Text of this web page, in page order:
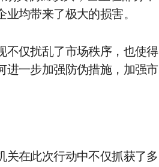
均带来了极大的损害。
不仅扰乱了市场秩序，也使得
进一步加强防伪措施，加强市
关在此次行动中不仅抓获了多